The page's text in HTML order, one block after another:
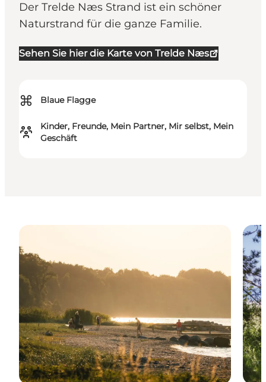
Der Trelde Næs Strand ist ein schöner
Naturstrand für die ganze Familie.
Sehen Sie hier die Karte von Trelde Næs
⌘ Blaue Flagge
Kinder, Freunde, Mein Partner, Mir selbst, Mein
Geschäft